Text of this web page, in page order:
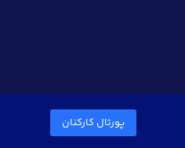
پورتال کارکنان